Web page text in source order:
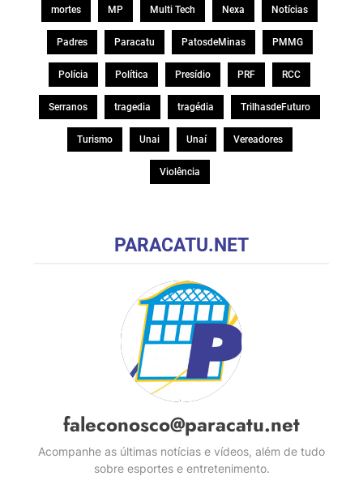
mortes MP Multi Tech Nexa Notícias
Padres Paracatu PatosdeMinas PMMG
Polícia Política Presídio PRF RCC
Serranos tragedia tragédia TrilhasdeFuturo
Turismo Unai Unaí Vereadores
Violência
PARACATU.NET
faleconosco@paracatu.net
Acompanhe as últimas notícias e vídeos, além de tudo
sobre esportes e entretenimento.